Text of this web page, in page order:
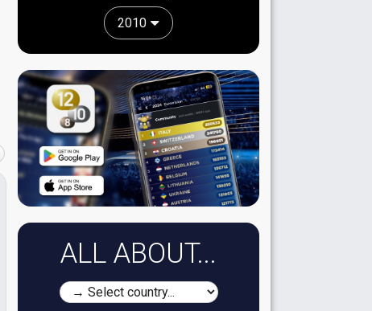
2010
ALL ABOUT...